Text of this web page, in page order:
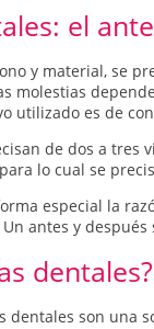
el
y material, se
molestias
utilizado es de
de dos a
lo cual se
especial la
antes y
dentales?
son